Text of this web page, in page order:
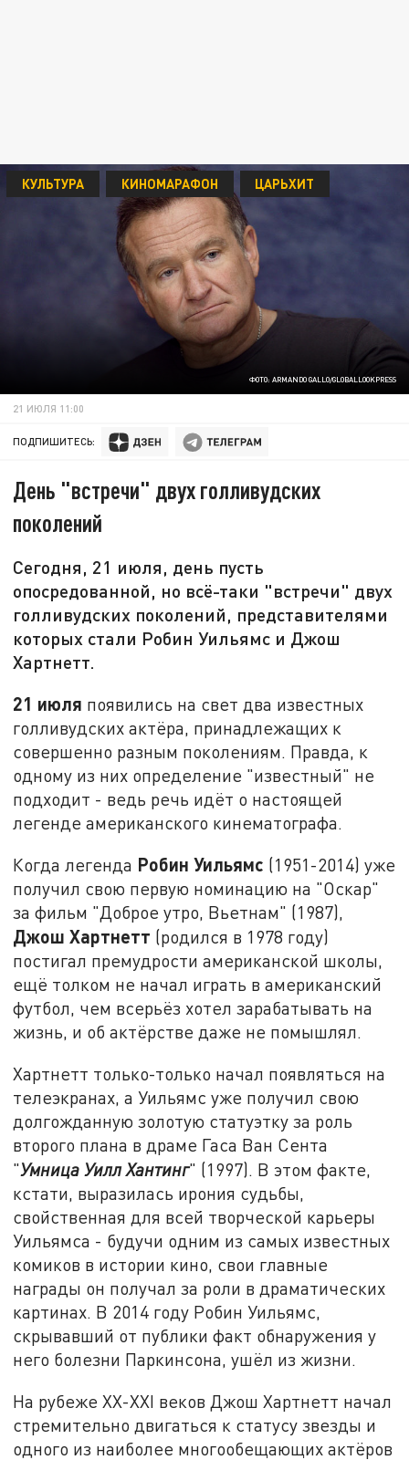
ФОТО: ARMANDO GALLO/GLOBALLOOKPRESS
КУЛЬТУРА КИНОМАРАФОН ЦАРЬХИТ
21 ИЮЛЯ 11:00
ПОДПИШИТЕСЬ:
День "встречи" двух голливудских
поколений
Сегодня, 21 июля, день пусть
опосредованной, но всё-таки "встречи" двух
голливудских поколений, представителями
которых стали Робин Уильямс и Джош
Хартнетт.
21 июля появились на свет два известных
голливудских актёра, принадлежащих к
совершенно разным поколениям. Правда, к
одному из них определение "известный" не
подходит - ведь речь идёт о настоящей
легенде американского кинематографа.
Когда легенда Робин Уильямс (1951-2014) уже
получил свою первую номинацию на "Оскар"
за фильм "Доброе утро, Вьетнам" (1987),
Джош Хартнетт (родился в 1978 году)
постигал премудрости американской школы,
ещё толком не начал играть в американский
футбол, чем всерьёз хотел зарабатывать на
жизнь, и об актёрстве даже не помышлял.
Хартнетт только-только начал появляться на
телеэкранах, а Уильямс уже получил свою
долгожданную золотую статуэтку за роль
второго плана в драме Гаса Ван Сента
"Умница Уилл Хантинг" (1997). В этом факте,
кстати, выразилась ирония судьбы,
свойственная для всей творческой карьеры
Уильямса - будучи одним из самых известных
комиков в истории кино, свои главные
награды он получал за роли в драматических
картинах. В 2014 году Робин Уильямс,
скрывавший от публики факт обнаружения у
него болезни Паркинсона, ушёл из жизни.
На рубеже XX-XXI веков Джош Хартнетт начал
стремительно двигаться к статусу звезды и
одного из наиболее многообещающих актёров